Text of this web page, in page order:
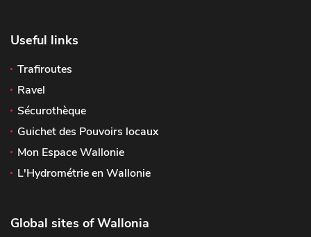
Useful links
Trafiroutes
Ravel
Sécurothèque
Guichet des Pouvoirs locaux
Mon Espace Wallonie
L'Hydrométrie en Wallonie
Global sites of Wallonia